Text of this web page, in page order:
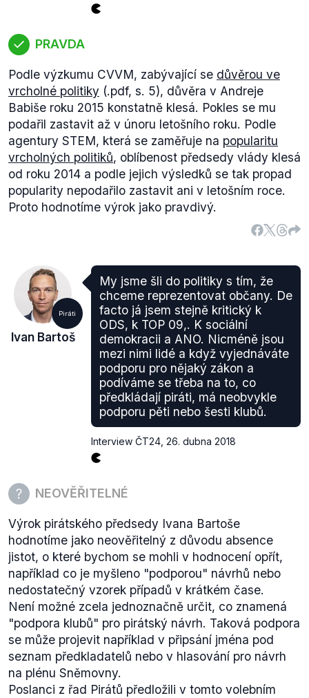
návrhu zákonu jak Piráti s podporou části opozice,
nominačního zákona
Sněmovně pouze návrh z dílny Pirátů. Piráti naopak
podpořili společně s komunisty, SPD a hnutím ANO
Radka Vondráčkana post předsedy Poslanecké
sněmovny.
PRAVDA
Podle výzkumu CVVM, zabývající se důvěrou ve
vrcholné politiky (.pdf, s. 5), důvěra v Andreje
Babiše roku 2015 konstatně klesá. Pokles se mu
podařil zastavit až v únoru letošního roku. Podle
agentury STEM, která se zaměřuje na popularitu
vrcholných politiků, oblíbenost předsedy vlády klesá
od roku 2014 a podle jejich výsledků se tak propad
popularity nepodařilo zastavit ani v letošním roce.
Proto hodnotíme výrok jako pravdivý.
Piráti
Ivan Bartoš
My jsme šli do politiky s tím, že
chceme reprezentovat občany. De
facto já jsem stejně kritický k
ODS, k TOP 09,. K sociální
demokracii a ANO. Nicméně jsou
mezi nimi lidé a když vyjednáváte
podporu pro nějaký zákon a
podíváme se třeba na to, co
předkládají piráti, má neobvykle
podporu pěti nebo šesti klubů.
Interview ČT24 26. dubna 2018
NEOVĚŘITELNÉ
Výrok pirátského předsedy Ivana Bartoše
hodnotíme jako neověřitelný z důvodu absence
jistot, o které bychom se mohli v hodnocení opřít,
například co je myšleno "podporou" návrhů nebo
nedostatečný vzorek případů v krátkém čase.
Není možné zcela jednoznačně určit, co znamená
"podpora klubů" pro pirátský návrh. Taková podpora
se může projevit například v připsání jména pod
seznam předkladatelů nebo v hlasování pro návrh
na plénu Sněmovny.
Poslanci z řad Pirátů předložili v tomto volebním